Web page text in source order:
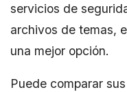
servicios de
archivos de temas,
una mejor opción.
Puede comparar